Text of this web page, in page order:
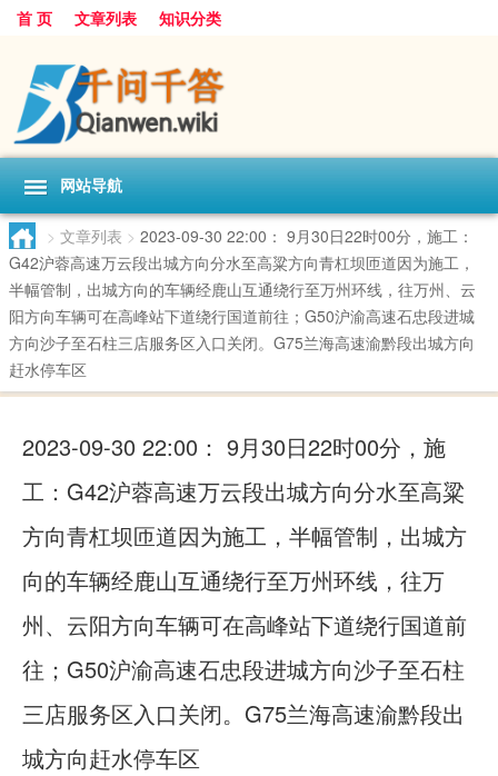
首 页 文章列表 知识分类
网站导航
> 文章列表 > 2023-09-30 22:00： 9月30日22时00分，施工：
G42沪蓉高速万云段出城方向分水至高粱方向青杠坝匝道因为施工，
半幅管制，出城方向的车辆经鹿山互通绕行至万州环线，往万州、云
阳方向车辆可在高峰站下道绕行国道前往；G50沪渝高速石忠段进城
方向沙子至石柱三店服务区入口关闭。G75兰海高速渝黔段出城方向
赶水停车区 ​​​
2023-09-30 22:00： 9月30日22时00分，施
工：G42沪蓉高速万云段出城方向分水至高粱
方向青杠坝匝道因为施工，半幅管制，出城方
向的车辆经鹿山互通绕行至万州环线，往万
州、云阳方向车辆可在高峰站下道绕行国道前
往；G50沪渝高速石忠段进城方向沙子至石柱
三店服务区入口关闭。G75兰海高速渝黔段出
城方向赶水停车区 ​​​